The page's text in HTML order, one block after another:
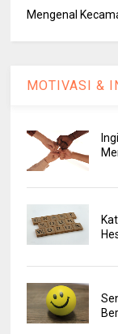
Mengenal
MOTIVASI &